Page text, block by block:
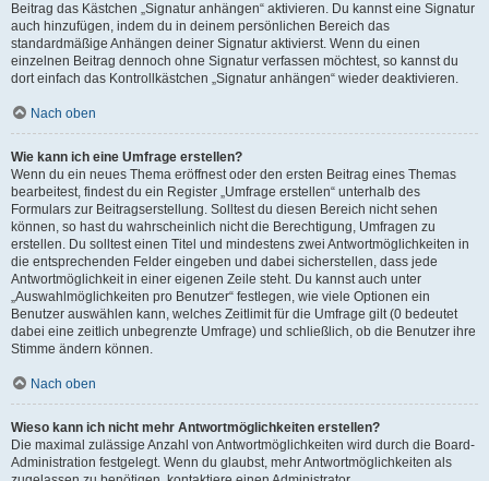
Beitrag das Kästchen „Signatur anhängen“ aktivieren. Du kannst eine Signatur
auch hinzufügen, indem du in deinem persönlichen Bereich das
standardmäßige Anhängen deiner Signatur aktivierst. Wenn du einen
einzelnen Beitrag dennoch ohne Signatur verfassen möchtest, so kannst du
dort einfach das Kontrollkästchen „Signatur anhängen“ wieder deaktivieren.
Nach oben
Wie kann ich eine Umfrage erstellen?
Wenn du ein neues Thema eröffnest oder den ersten Beitrag eines Themas
bearbeitest, findest du ein Register „Umfrage erstellen“ unterhalb des
Formulars zur Beitragserstellung. Solltest du diesen Bereich nicht sehen
können, so hast du wahrscheinlich nicht die Berechtigung, Umfragen zu
erstellen. Du solltest einen Titel und mindestens zwei Antwortmöglichkeiten in
die entsprechenden Felder eingeben und dabei sicherstellen, dass jede
Antwortmöglichkeit in einer eigenen Zeile steht. Du kannst auch unter
„Auswahlmöglichkeiten pro Benutzer“ festlegen, wie viele Optionen ein
Benutzer auswählen kann, welches Zeitlimit für die Umfrage gilt (0 bedeutet
dabei eine zeitlich unbegrenzte Umfrage) und schließlich, ob die Benutzer ihre
Stimme ändern können.
Nach oben
Wieso kann ich nicht mehr Antwortmöglichkeiten erstellen?
Die maximal zulässige Anzahl von Antwortmöglichkeiten wird durch die Board-
Administration festgelegt. Wenn du glaubst, mehr Antwortmöglichkeiten als